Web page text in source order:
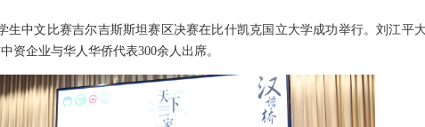
生中文比赛吉尔吉斯斯坦赛区决赛在比什凯克国立大学成功举行。刘江平
资企业与华人华侨代表300余人出席。